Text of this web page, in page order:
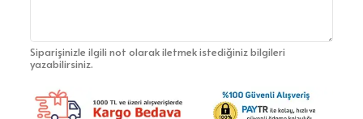
Siparişinizle ilgili not olarak iletmek istediğiniz bilgileri
yazabilirsiniz.